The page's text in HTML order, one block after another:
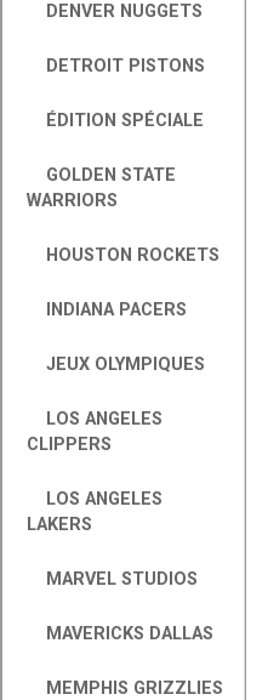
DENVER NUGGETS
DETROIT PISTONS
ÉDITION SPÉCIALE
GOLDEN STATE
WARRIORS
HOUSTON ROCKETS
INDIANA PACERS
JEUX OLYMPIQUES
LOS ANGELES
CLIPPERS
LOS ANGELES
LAKERS
MARVEL STUDIOS
MAVERICKS DALLAS
MEMPHIS GRIZZLIES